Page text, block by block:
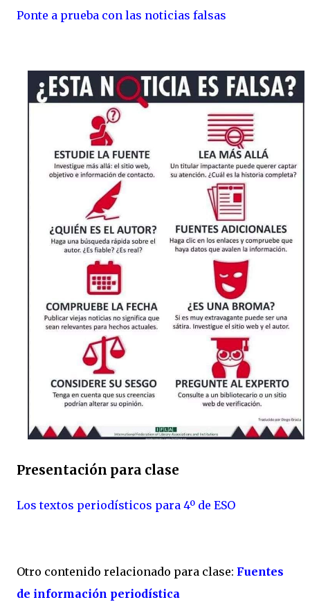
Ponte a prueba con las noticias falsas
Presentación para clase
Los textos periodísticos para 4º de ESO
Otro contenido relacionado para clase: Fuentes
de información periodística